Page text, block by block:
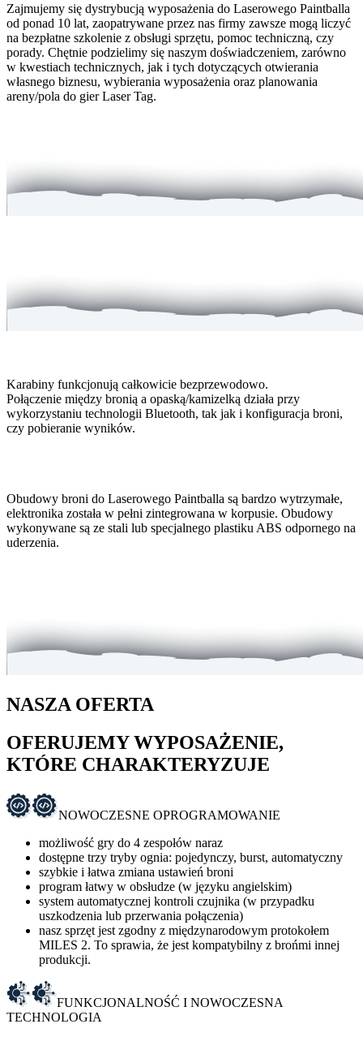
Zajmujemy się dystrybucją wyposażenia do Laserowego Paintballa
od ponad 10 lat, zaopatrywane przez nas firmy zawsze mogą liczyć
na bezpłatne szkolenie z obsługi sprzętu, pomoc techniczną, czy
porady. Chętnie podzielimy się naszym doświadczeniem, zarówno
w kwestiach technicznych, jak i tych dotyczących otwierania
własnego biznesu, wybierania wyposażenia oraz planowania
areny/pola do gier Laser Tag.
Karabiny funkcjonują całkowicie bezprzewodowo.
Połączenie między bronią a opaską/kamizelką działa przy
wykorzystaniu technologii Bluetooth, tak jak i konfiguracja broni,
czy pobieranie wyników.
Obudowy broni do Laserowego Paintballa są bardzo wytrzymałe,
elektronika została w pełni zintegrowana w korpusie. Obudowy
wykonywane są ze stali lub specjalnego plastiku ABS odpornego na
uderzenia.
NASZA OFERTA
OFERUJEMY WYPOSAŻENIE,
KTÓRE CHARAKTERYZUJE
NOWOCZESNE OPROGRAMOWANIE
możliwość gry do 4 zespołów naraz
dostępne trzy tryby ognia: pojedynczy, burst, automatyczny
szybkie i łatwa zmiana ustawień broni
program łatwy w obsłudze (w języku angielskim)
system automatycznej kontroli czujnika (w przypadku
uszkodzenia lub przerwania połączenia)
nasz sprzęt jest zgodny z międzynarodowym protokołem
MILES 2. To sprawia, że jest kompatybilny z brońmi innej
produkcji.
FUNKCJONALNOŚĆ I NOWOCZESNA
TECHNOLOGIA